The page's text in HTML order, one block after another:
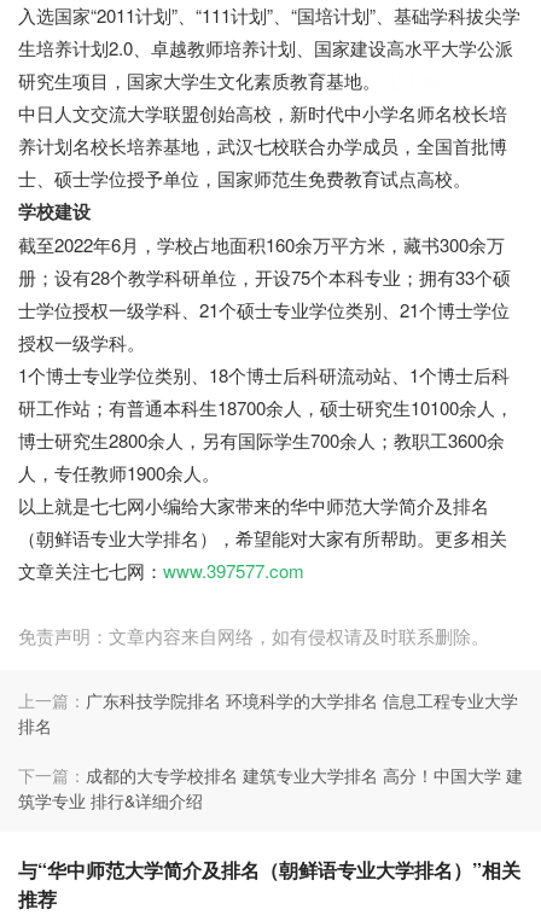
入选国家“2011计划”、“111计划”、“国培计划”、基础学科拔尖学
生培养计划2.0、卓越教师培养计划、国家建设高水平大学公派
研究生项目，国家大学生文化素质教育基地。
中日人文交流大学联盟创始高校，新时代中小学名师名校长培
养计划名校长培养基地，武汉七校联合办学成员，全国首批博
士、硕士学位授予单位，国家师范生免费教育试点高校。
学校建设
截至2022年6月，学校占地面积160余万平方米，藏书300余万
册；设有28个教学科研单位，开设75个本科专业；拥有33个硕
士学位授权一级学科、21个硕士专业学位类别、21个博士学位
授权一级学科。
1个博士专业学位类别、18个博士后科研流动站、1个博士后科
研工作站；有普通本科生18700余人，硕士研究生10100余人，
博士研究生2800余人，另有国际学生700余人；教职工3600余
人，专任教师1900余人。
以上就是七七网小编给大家带来的华中师范大学简介及排名
（朝鲜语专业大学排名），希望能对大家有所帮助。更多相关
文章关注七七网： www.397577.com
免责声明：文章内容来自网络，如有侵权请及时联系删除。
上一篇： 广东科技学院排名 环境科学的大学排名 信息工程专业大学
排名
下一篇： 成都的大专学校排名 建筑专业大学排名 高分！中国大学 建
筑学专业 排行&详细介绍
与“华中师范大学简介及排名（朝鲜语专业大学排名）”相关
推荐